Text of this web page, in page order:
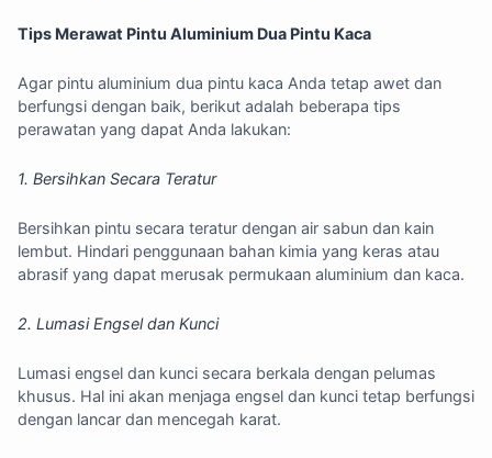
Tips Merawat Pintu Aluminium Dua Pintu Kaca
Agar pintu aluminium dua pintu kaca Anda tetap awet dan
berfungsi dengan baik, berikut adalah beberapa tips
perawatan yang dapat Anda lakukan:
1. Bersihkan Secara Teratur
Bersihkan pintu secara teratur dengan air sabun dan kain
lembut. Hindari penggunaan bahan kimia yang keras atau
abrasif yang dapat merusak permukaan aluminium dan kaca.
2. Lumasi Engsel dan Kunci
Lumasi engsel dan kunci secara berkala dengan pelumas
khusus. Hal ini akan menjaga engsel dan kunci tetap berfungsi
dengan lancar dan mencegah karat.